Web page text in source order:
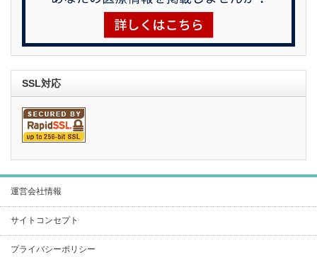
SSL対応
運営会社情報
サイトコンセプト
プライバシーポリシー